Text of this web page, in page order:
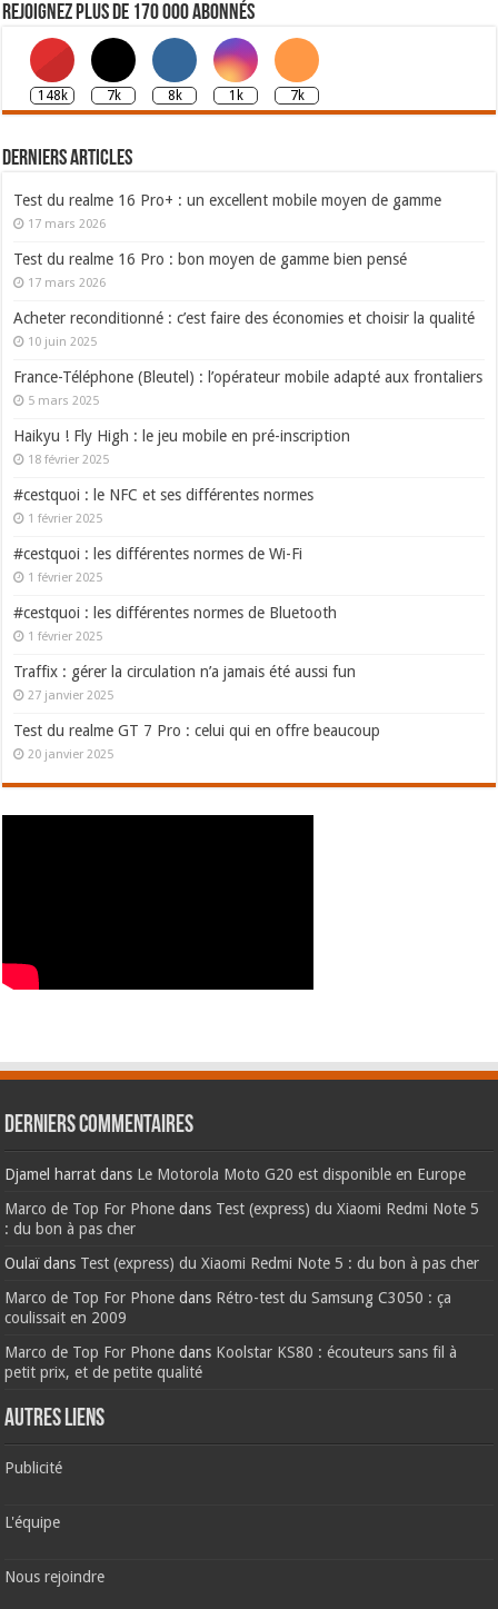
Rejoignez plus de 170 000 abonnés
148k 7k 8k 1k 7k
Derniers articles
Test du realme 16 Pro+ : un excellent mobile moyen de gamme
17 mars 2026
Test du realme 16 Pro : bon moyen de gamme bien pensé
17 mars 2026
Acheter reconditionné : c’est faire des économies et choisir la qualité
10 juin 2025
France-Téléphone (Bleutel) : l’opérateur mobile adapté aux frontaliers
5 mars 2025
Haikyu ! Fly High : le jeu mobile en pré-inscription
18 février 2025
#cestquoi : le NFC et ses différentes normes
1 février 2025
#cestquoi : les différentes normes de Wi-Fi
1 février 2025
#cestquoi : les différentes normes de Bluetooth
1 février 2025
Traffix : gérer la circulation n’a jamais été aussi fun
27 janvier 2025
Test du realme GT 7 Pro : celui qui en offre beaucoup
20 janvier 2025
Derniers commentaires
Djamel harrat dans Le Motorola Moto G20 est disponible en Europe
Marco de Top For Phone dans Test (express) du Xiaomi Redmi Note 5
: du bon à pas cher
Oulaïdans Test (express) du Xiaomi Redmi Note 5 : du bon à pas cher
Marco de Top For Phone dans Rétro-test du Samsung C3050 : ça
coulissait en 2009
Marco de Top For Phone dans Koolstar KS80 : écouteurs sans fil à
petit prix, et de petite qualité
AUTRES LIENS
Publicité
L'équipe
Nous rejoindre